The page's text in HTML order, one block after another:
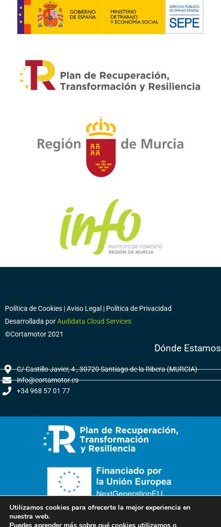
Política de Cookies |Aviso Legal | Política de Privacidad
Desarrollada porAudidata Cloud Services
©Cortamotor 2021
Dónde Estamos
C/ Castillo Javier, 4 , 30720 Santiago de la Ribera (MURCIA)
info@cortamotor.es
+34 968 57 01 77
La empresa Cortamotor ha sido beneficiada de la subvención del
Utilizamos cookies para ofrecerte la mejor experiencia en
nuestra web.